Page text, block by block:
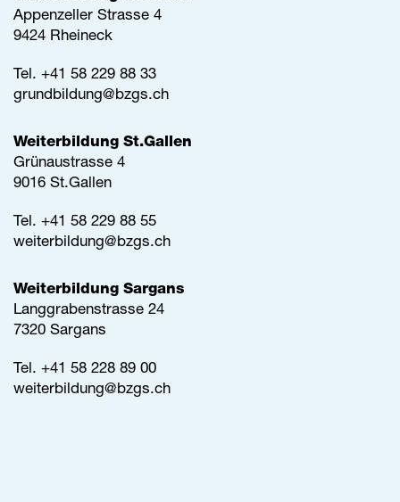
Appenzeller Strasse 4
9424 Rheineck
Tel. +41 58 229 88 33
grundbildung@bzgs.ch
Weiterbildung St.Gallen
Grünaustrasse 4
9016 St.Gallen
Tel. +41 58 229 88 55
weiterbildung@bzgs.ch
Weiterbildung Sargans
Langgrabenstrasse 24
7320 Sargans
Tel. +41 58 228 89 00
weiterbildung@bzgs.ch